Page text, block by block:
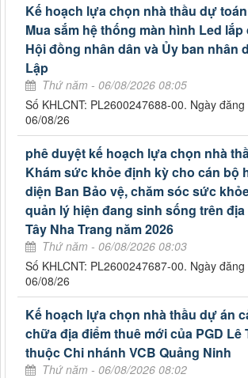
Kế hoạch lựa chọn nhà thầu dự
Mua sắm hệ thống màn hình Led
Hội đồng nhân dân và Ủy ban nhân
Lập
Thứ năm - 06/08/2026 08:05
Số KHLCNT: PL2600247688-00. Ngày
06/08/26
phê duyệt kế hoạch lựa chọn nhà
Khám sức khỏe định kỳ cho cán bộ
diện Ban Bảo vệ, chăm sóc sức
quản lý hiện đang sinh sống trên
Tây Nha Trang năm 2026
Thứ năm - 06/08/2026 08:03
Số KHLCNT: PL2600247687-00. Ngày
06/08/26
Kế hoạch lựa chọn nhà thầu dự án
chữa địa điểm thuê mới của PGD Lê
thuộc Chi nhánh VCB Quảng Ninh
Thứ năm - 06/08/2026 08:02